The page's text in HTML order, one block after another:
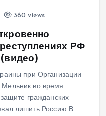
360 views
РФ
при Организации
во время
гражданских
лишить Россию В